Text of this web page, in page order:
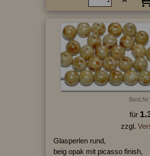
für
zzgl.
Glasperlen rund,
beig opak mit picasso finish,